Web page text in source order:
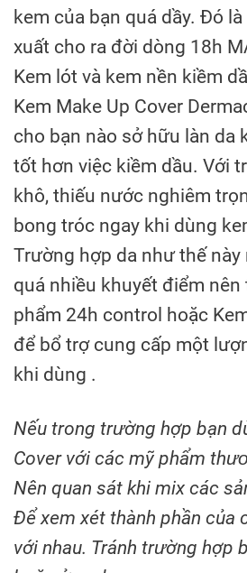
kem của bạn quá dầy. Đó
xuất cho ra đời dòng 18h
Kem lót và kem nền kiềm
Kem Make Up Cover
cho bạn nào sở hữu làn da
tốt hơn việc kiềm dầu. Với
khô, thiếu nước nghiêm
bong tróc ngay khi dùng
Trường hợp da như thế này
quá nhiều khuyết điểm nên
phẩm 24h control hoặc
để bổ trợ cung cấp một
khi dùng .
Nếu trong trường hợp bạn
Cover với các mỹ phẩm
Nên quan sát khi mix các
Để xem xét thành phần của
với nhau. Tránh trường hợp